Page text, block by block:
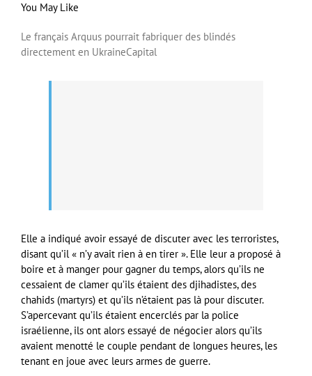
You May Like
Le français Arquus pourrait fabriquer des blindés
directement en UkraineCapital
Elle a indiqué avoir essayé de discuter avec les terroristes,
disant qu’il « n’y avait rien à en tirer ». Elle leur a proposé à
boire et à manger pour gagner du temps, alors qu’ils ne
cessaient de clamer qu’ils étaient des djihadistes, des
chahids (martyrs) et qu’ils n’étaient pas là pour discuter.
S’apercevant qu’ils étaient encerclés par la police
israélienne, ils ont alors essayé de négocier alors qu’ils
avaient menotté le couple pendant de longues heures, les
tenant en joue avec leurs armes de guerre.